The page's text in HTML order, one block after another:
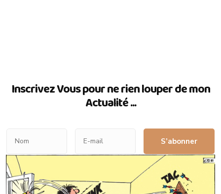
Inscrivez Vous pour ne rien louper de mon
Actualité ...
S’abonner